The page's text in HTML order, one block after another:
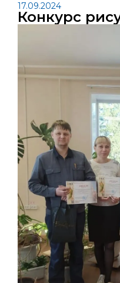
17.09.2024
Конкурс